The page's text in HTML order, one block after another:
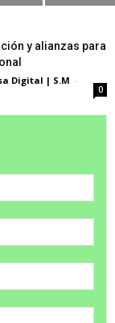
y alianzas para
Digital | S.M -
0